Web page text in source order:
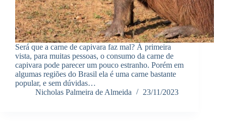
Será que a carne de capivara faz mal? À primeira
vista, para muitas pessoas, o consumo da carne de
capivara pode parecer um pouco estranho. Porém em
algumas regiões do Brasil ela é uma carne bastante
popular, e sem dúvidas…
Nicholas Palmeira de Almeida
23/11/2023